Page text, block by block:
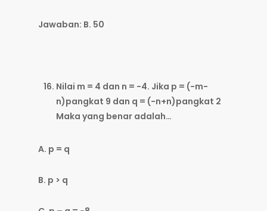
Jawaban: B. 50
Nilai m = 4 dan n = -4. Jika p = (-m-
n)pangkat 9 dan q = (-n+n)pangkat 2
Maka yang benar adalah…
A. p = q
B. p > q